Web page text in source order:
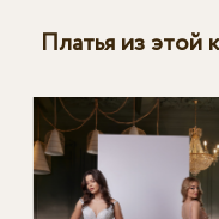
Платья из этой